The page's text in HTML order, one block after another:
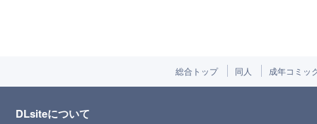
総合トップ 同人 成年コミッ
DLsiteについて